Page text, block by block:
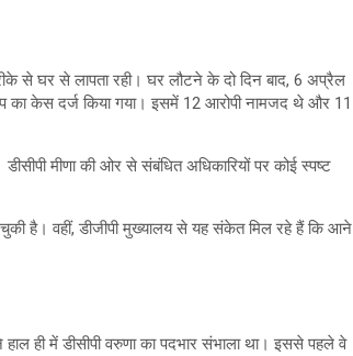
से घर से लापता रही। घर लौटने के दो दिन बाद, 6 अप्रैल
का केस दर्ज किया गया। इसमें 12 आरोपी नामजद थे और 11
मीणा की ओर से संबंधित अधिकारियों पर कोई स्पष्ट
है। वहीं, डीजीपी मुख्यालय से यह संकेत मिल रहे हैं कि आने
ही में डीसीपी वरुणा का पदभार संभाला था। इससे पहले वे